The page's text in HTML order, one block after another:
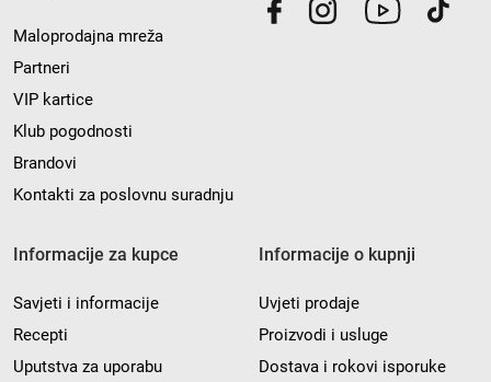
Maloprodajna mreža
Partneri
VIP kartice
Klub pogodnosti
Brandovi
Kontakti za poslovnu suradnju
Informacije za kupce
Savjeti i informacije
Recepti
Uputstva za uporabu
Informacije o kupnji
Uvjeti prodaje
Proizvodi i usluge
Dostava i rokovi isporuke